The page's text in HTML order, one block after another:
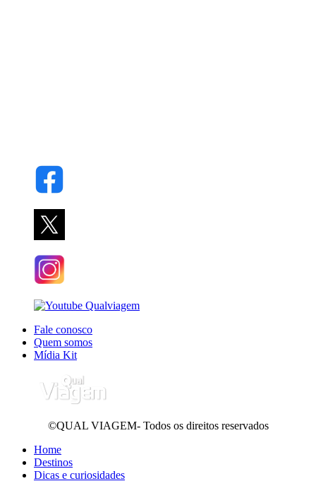
Fale conosco
Quem somos
Mídia Kit
©QUAL VIAGEM- Todos os direitos reservados
Home
Destinos
Dicas e curiosidades